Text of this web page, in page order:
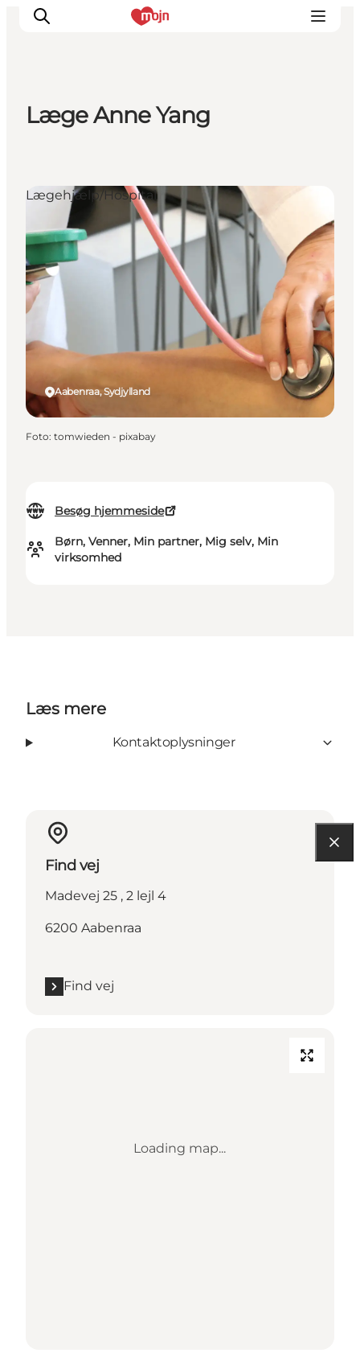
Det sker
Overnatning
Planlæg din ferie
Booking
Læge Anne Yang
Besøg hjemmeside
Børn, Venner, Min partner, Mig selv, Min
virksomhed
Aabenraa, Sydjylland
Lægehjælp/Hospital
Foto: tomwieden - pixabay
Læs mere
Kontaktoplysninger
Find vej
Madevej 25 , 2 lejl 4
6200 Aabenraa
Find vej
Loading map...